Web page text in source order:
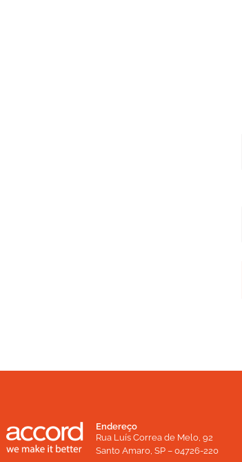
Endereço
Rua Luís Correa de Melo, 92
Santo Amaro, SP – 04726-220